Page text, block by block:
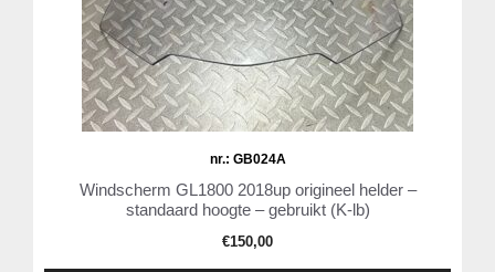
nr.: GB024A
Windscherm GL1800 2018up origineel helder –
standaard hoogte – gebruikt (K-lb)
€150,00